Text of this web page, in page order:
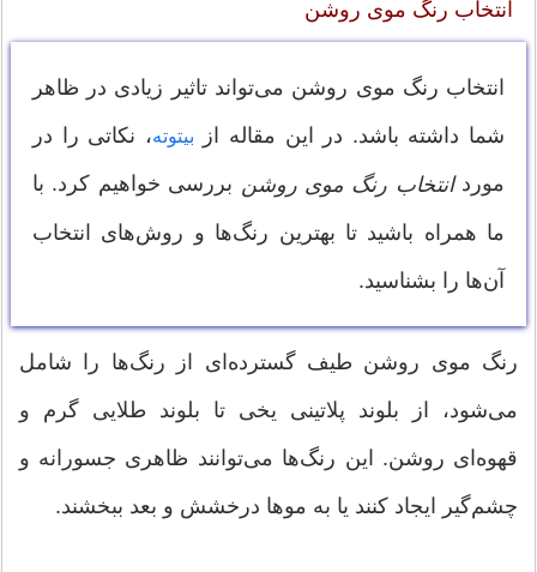
انتخاب رنگ موی روشن
انتخاب رنگ موی روشن می‌تواند تاثیر زیادی در ظاهر
شما داشته باشد. در این مقاله از
بیتوته، نکاتی را در
موردانتخاب رنگ موی روشن بررسی خواهیم کرد. با
ما همراه باشید تا بهترین رنگ‌ها و روش‌های انتخاب
آن‌ها را بشناسید.
رنگ موی روشن طیف گسترده‌ای از رنگ‌ها را شامل
می‌شود، از بلوند پلاتینی یخی تا بلوند طلایی گرم و
قهوه‌ای روشن. این رنگ‌ها می‌توانند ظاهری جسورانه و
چشم‌گیر ایجاد کنند یا به موها درخشش و بعد ببخشند.